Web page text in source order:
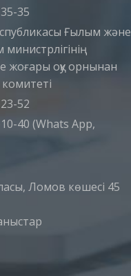
35
Ғылым және
министрлігінің
жоғары оқу орнынан
комитеті
52
40 (Whats App,
Ломов көшесі 45